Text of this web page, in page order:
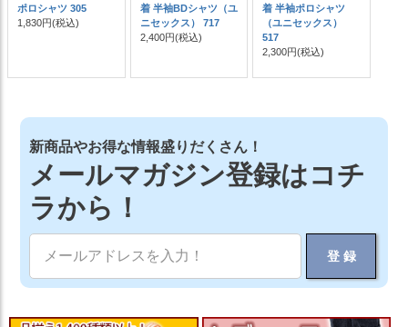
ポロシャツ 305
1,830円(税込)
着 半袖BDシャツ（ユ
ニセックス） 717
2,400円(税込)
着 半袖ポロシャツ
（ユニセックス）
517
2,300円(税込)
新商品やお得な情報盛りだくさん！
メールマガジン登録はコチ
ラから！